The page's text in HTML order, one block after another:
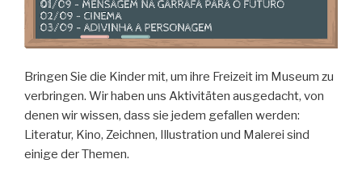
Bringen Sie die Kinder mit, um ihre Freizeit im Museum zu
verbringen. Wir haben uns Aktivitäten ausgedacht, von
denen wir wissen, dass sie jedem gefallen werden:
Literatur, Kino, Zeichnen, Illustration und Malerei sind
einige der Themen.